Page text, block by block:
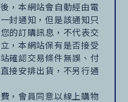
，本網站會自動經由電
封通知，但是該通知只
的訂購訊息，不代表交
，本網站保有是否接受
確認交易條件無誤、付
接安排出貨，不另行通
，會員同意以線上購物